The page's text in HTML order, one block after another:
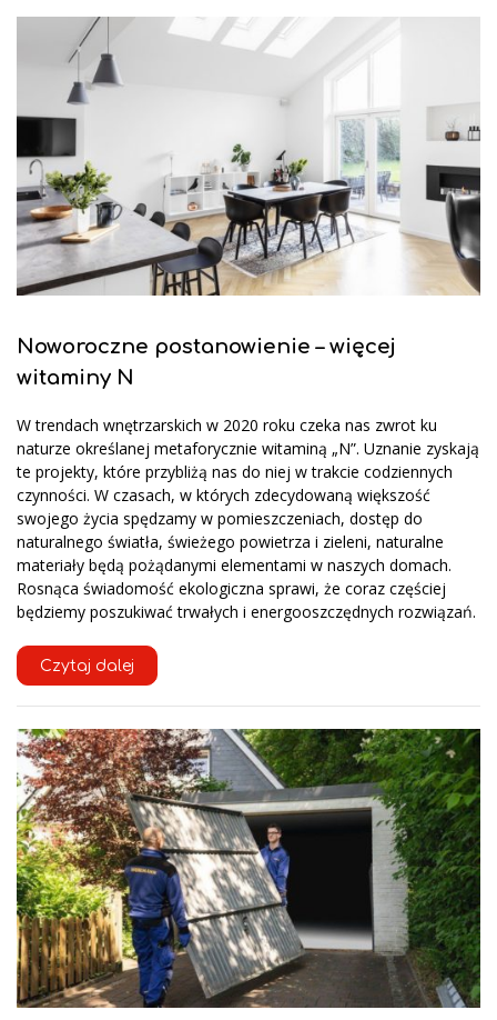
Noworoczne postanowienie – więcej
witaminy N
W trendach wnętrzarskich w 2020 roku czeka nas zwrot ku
naturze określanej metaforycznie witaminą „N”. Uznanie zyskają
te projekty, które przybliżą nas do niej w trakcie codziennych
czynności. W czasach, w których zdecydowaną większość
swojego życia spędzamy w pomieszczeniach, dostęp do
naturalnego światła, świeżego powietrza i zieleni, naturalne
materiały będą pożądanymi elementami w naszych domach.
Rosnąca świadomość ekologiczna sprawi, że coraz częściej
będziemy poszukiwać trwałych i energooszczędnych rozwiązań.
Czytaj dalej